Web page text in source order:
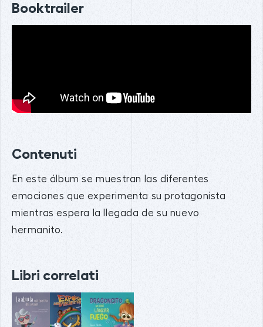
Booktrailer
Contenuti
En este álbum se muestran las diferentes
emociones que experimenta su protagonista
mientras espera la llegada de su nuevo
hermanito.
Libri correlati